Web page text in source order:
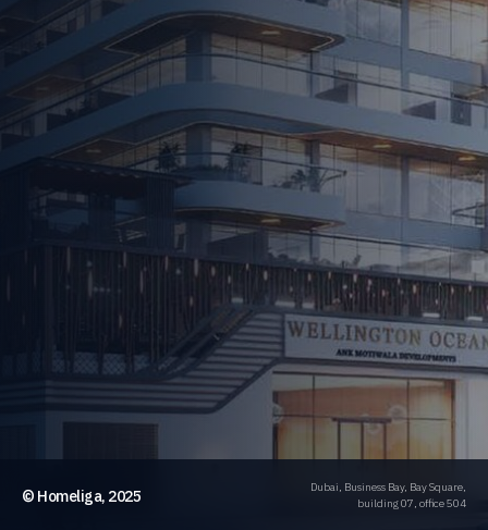
Dubai, Business Bay, Bay Square,
building 07, office 504
© Homeliga, 2025